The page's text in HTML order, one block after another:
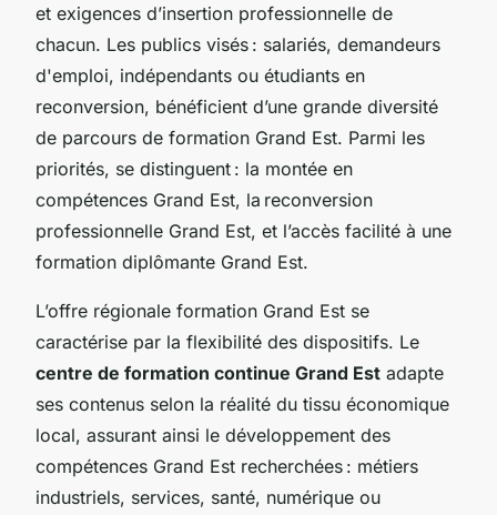
et exigences d’insertion professionnelle de
chacun. Les publics visés : salariés, demandeurs
d'emploi, indépendants ou étudiants en
reconversion, bénéficient d’une grande diversité
de parcours de formation Grand Est. Parmi les
priorités, se distinguent : la montée en
compétences Grand Est, la reconversion
professionnelle Grand Est, et l’accès facilité à une
formation diplômante Grand Est.
L’offre régionale formation Grand Est se
caractérise par la flexibilité des dispositifs. Le
centre de formation continue Grand Est adapte
ses contenus selon la réalité du tissu économique
local, assurant ainsi le développement des
compétences Grand Est recherchées : métiers
industriels, services, santé, numérique ou